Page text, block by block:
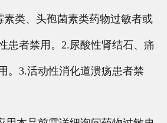
素类、头孢菌素类药物过敏者或
患者禁用。2.尿酸性肾结石、痛
。3.活动性消化道溃疡患者禁